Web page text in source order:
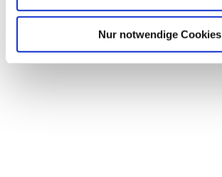
Nur notwendige Cookies